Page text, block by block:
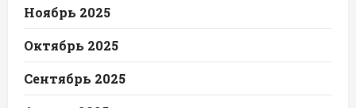
Ноябрь 2025
Октябрь 2025
Сентябрь 2025